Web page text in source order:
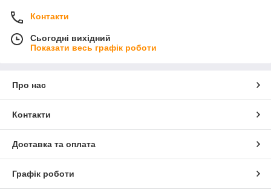
Контакти
Сьогодні вихідний
Показати весь графік роботи
Про нас
Контакти
Доставка та оплата
Графік роботи